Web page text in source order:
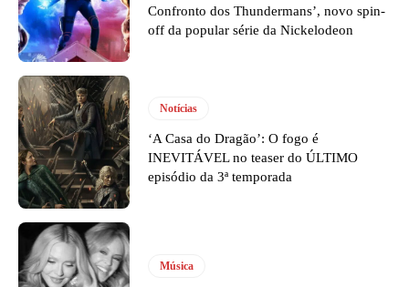
Confronto dos Thundermans’, novo spin-
off da popular série da Nickelodeon
Notícias
‘A Casa do Dragão’: O fogo é
INEVITÁVEL no teaser do ÚLTIMO
episódio da 3ª temporada
Música